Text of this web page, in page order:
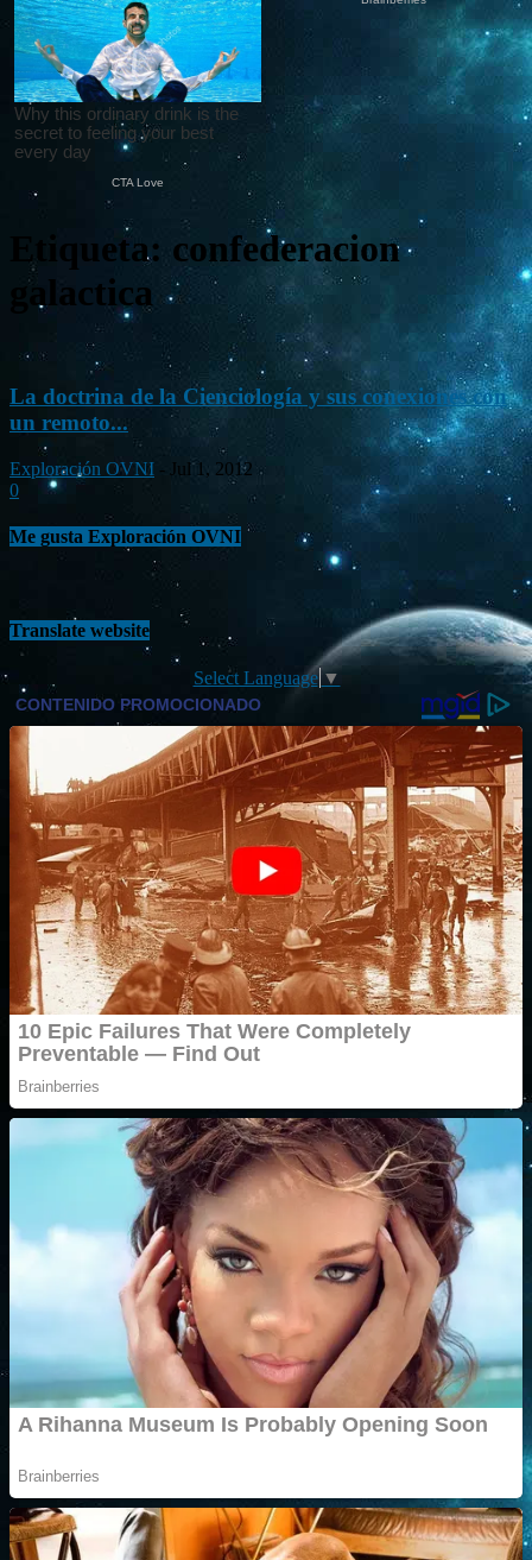
Etiqueta: confederacion
galactica
La doctrina de la Cienciología y sus conexiones con
un remoto...
Exploración OVNI - Jul 1, 2012
0
Me gusta Exploración OVNI
Translate website
Select Language ▼